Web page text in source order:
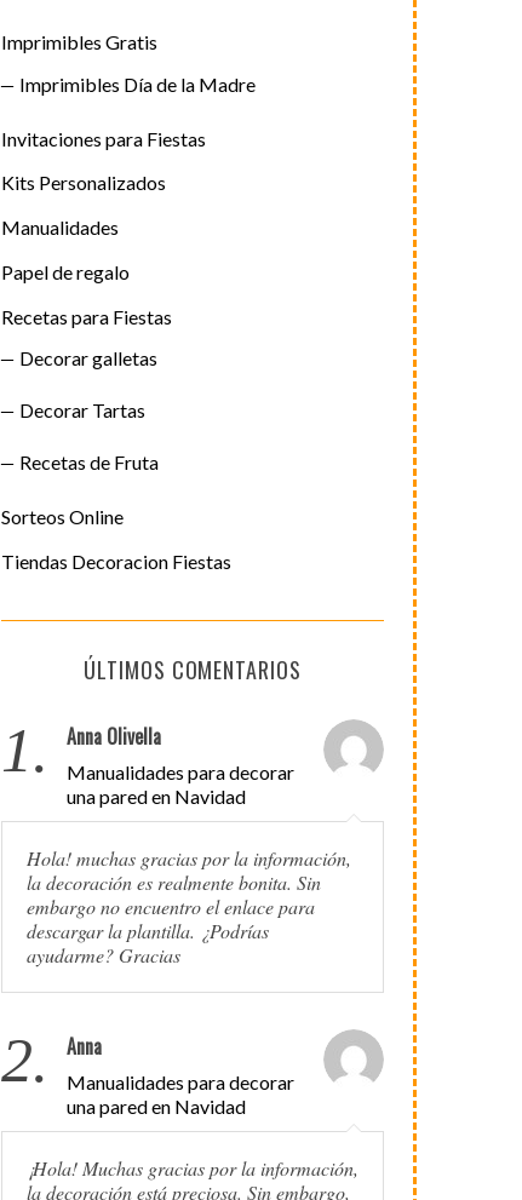
Imprimibles Gratis
Imprimibles Día de la Madre
Invitaciones para Fiestas
Kits Personalizados
Manualidades
Papel de regalo
Recetas para Fiestas
Decorar galletas
Decorar Tartas
Recetas de Fruta
Sorteos Online
Tiendas Decoracion Fiestas
ÚLTIMOS COMENTARIOS
1. Anna Olivella
Manualidades para decorar
una pared en Navidad
Hola! muchas gracias por la información,
la decoración es realmente bonita. Sin
embargo no encuentro el enlace para
descargar la plantilla. ¿Podrías
ayudarme? Gracias
2. Anna
Manualidades para decorar
una pared en Navidad
¡Hola! Muchas gracias por la información,
la decoración está preciosa. Sin embargo,